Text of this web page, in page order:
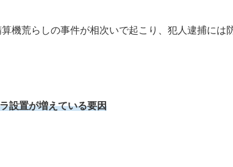
機荒らしの事件が相次いで起こり、犯人逮捕には
設置が増えている要因